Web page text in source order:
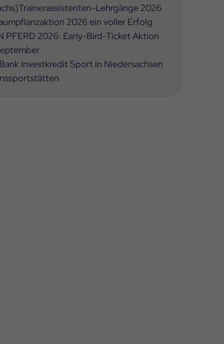
Lehrgänge 2026
2026 ein voller Erfolg
PFERD 2026: Early-Bird-Ticket Aktion
Investkredit Sport in Niedersachsen